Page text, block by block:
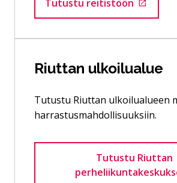
Tutustu reitistöön
Siirtyy ulkoiselle
Riuttan ulkoilualue
Tutustu Riuttan ulkoilualueen
harrastusmahdollisuuksiin.
Tutustu Riuttan